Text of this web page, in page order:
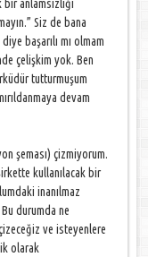
anlamsızlığı
Siz de bana
başarılı mı olmam
çelişkim yok. Ben
tutturmuşum
devam
şeması) çizmiyorum.
kullanılacak bir
inanılmaz
durumda ne
ve isteyenlere
olarak